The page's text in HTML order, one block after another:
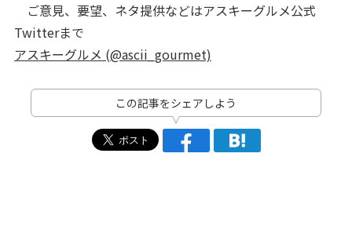
ご意見、要望、ネタ提供などはアスキーグルメ公式
Twitterまで
アスキーグルメ (@ascii_gourmet)
この記事をシェアしよう